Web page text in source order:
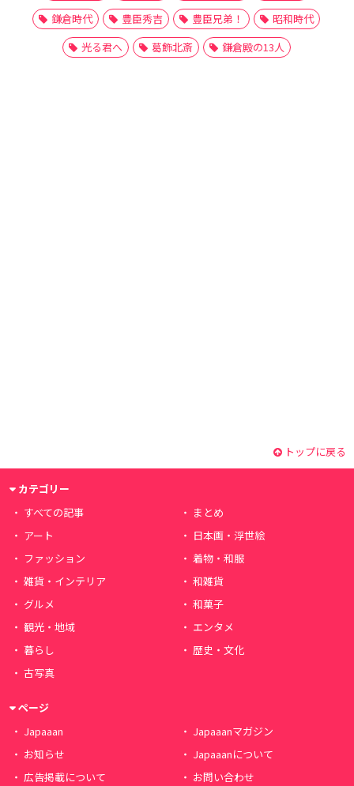
鎌倉時代
豊臣秀吉 豊臣兄弟！
昭和時代
光る君へ
葛飾北斎 鎌倉殿の13人
トップに戻る
カテゴリー
すべての記事
まとめ
アート
日本画・浮世絵
ファッション
着物・和服
雑貨・インテリア
和雑貨
グルメ
和菓子
観光・地域
エンタメ
暮らし
歴史・文化
古写真
ページ
Japaaan
Japaaanマガジン
お知らせ
Japaaanについて
広告掲載について
お問い合わせ